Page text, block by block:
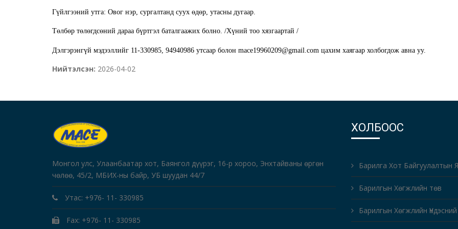
Гүйлгээний утга: Овог нэр, сургалтанд суух өдөр, утасны дугаар.
Төлбөр төлөгдсөний дараа бүртгэл баталгаажих болно. /Хүний тоо хязгаартай /
Дэлгэрэнгүй мэдээллийг 11-330985, 94940986 утсаар болон mace19960209@gmail.com цахим хаягаар холбогдож авна уу.
Нийтэлсэн: 2026-04-02
Монгол улс, Улаанбаатар хот, Баянгол дүүрэг, 16-р хороо, Энхтайваны өргөн
чөлөө, 45/2, МБИХ-ны байр, УБ шуудан 44/7
Утас: +976- 11- 330985
Fax: +976- 11- 330985
ХОЛБООС
Барилга Хот Байгуулалтын
Барилгын Хөгжлийн төв
Барилгын Хөгжлийн